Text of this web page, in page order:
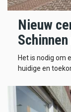
Nieuw
Het is nodig om
huidige en